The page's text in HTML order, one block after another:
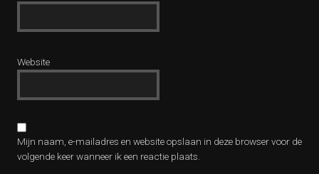
Website
Mijn naam, e-mailadres en website opslaan in deze browser voor de
volgende keer wanneer ik een reactie plaats.